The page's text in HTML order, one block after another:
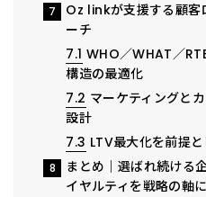
7
Oz linkが支援する顧客
ーチ
7.1 WHO／WHAT／
構造の最適化
7.2 マーケティングと
設計
7.3 LTV最大化を前提
8
まとめ｜選ばれ続ける
イヤルティを戦略の軸に